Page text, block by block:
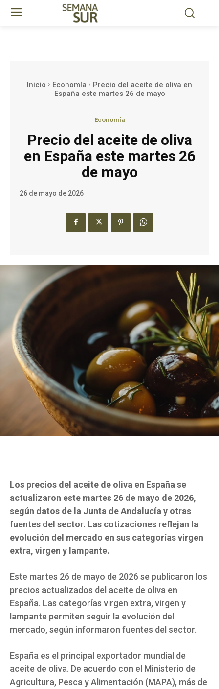
Inicio Economía
Precio del aceite de oliva en
España este martes 26 de mayo
Economía
Precio del aceite de oliva
en España este martes 26
de mayo
26 de mayo de 2026
Los precios del aceite de oliva en España se
actualizaron este martes 26 de mayo de 2026,
según datos de la Junta de Andalucía y otras
fuentes del sector. Las cotizaciones reflejan la
evolución del mercado en sus categorías virgen
extra, virgen y lampante.
Este martes 26 de mayo de 2026 se publicaron los
precios actualizados del aceite de oliva en
España. Las categorías virgen extra, virgen y
lampante permiten seguir la evolución del
mercado, según informaron fuentes del sector.
España es el principal exportador mundial de
aceite de oliva. De acuerdo con el Ministerio de
Agricultura, Pesca y Alimentación (MAPA), más de